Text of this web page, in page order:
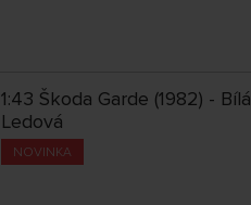
1:43 Škoda Garde (1982) - Bílá
Ledová
NOVINKA